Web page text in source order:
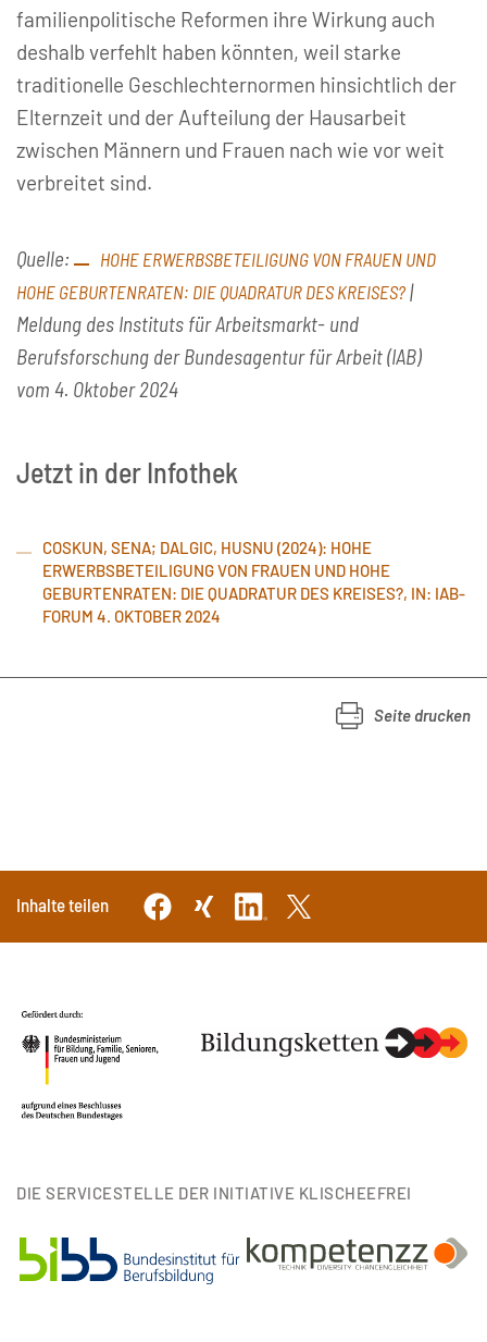
familienpolitische Reformen ihre Wirkung auch
deshalb verfehlt haben könnten, weil starke
traditionelle Geschlechternormen hinsichtlich der
Elternzeit und der Aufteilung der Hausarbeit
zwischen Männern und Frauen nach wie vor weit
verbreitet sind.
Quelle:
HOHE ERWERBSBETEILIGUNG VON FRAUEN UND
HOHE GEBURTENRATEN: DIE QUADRATUR DES KREISES? |
Meldung des Instituts für Arbeitsmarkt- und
Berufsforschung der Bundesagentur für Arbeit (IAB)
vom 4. Oktober 2024
Jetzt in der Infothek
COSKUN, SENA; DALGIC, HUSNU (2024): HOHE
ERWERBSBETEILIGUNG VON FRAUEN UND HOHE
GEBURTENRATEN: DIE QUADRATUR DES KREISES?, IN: IAB-
FORUM 4. OKTOBER 2024
Seite drucken
Inhalte teilen
DIE SERVICESTELLE DER INITIATIVE KLISCHEEFREI